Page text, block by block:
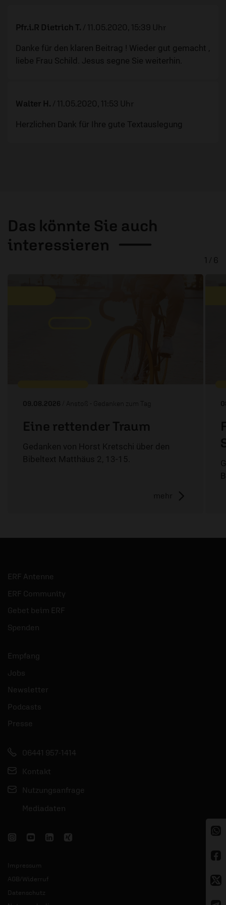
Pfr.i.R Dietrich T. / 11.05.2020, 15:39 Uhr
Danke für den klaren Beitrag ! Wieder gut gemacht ,
liebe Frau Schild. Jesus segne Sie weiterhin.
Walter H. / 11.05.2020, 11:53 Uhr
Herzlichen Dank für Ihre gute Textauslegung
Das könnte Sie auch
interessieren
09.08.2026 / Anstoß - Gedanken zum Tag
Eine rettender Traum
Gedanken von Horst Kretschi über den
Bibeltext Matthäus 2, 13-15.
mehr
1 / 6
ERF Antenne
ERF Community
Gebet beim ERF
Spenden
Empfang
Jobs
Newsletter
Podcasts
Presse
06441 957-1414
Kontakt
Nutzungsanfrage
Mediadaten
Impressum
AGB/Widerruf
Datenschutz